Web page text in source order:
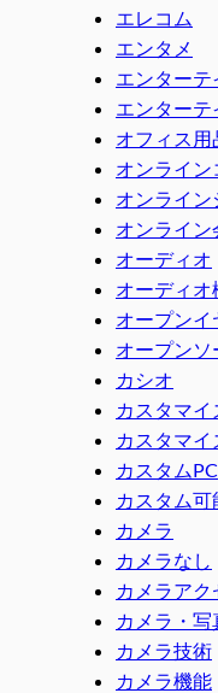
エレコム
エンタメ
エンターテ
エンターテ
オフィス用
オンライ
オンライ
オンライン
オーディオ
オーディオ
オープンイ
オープンソ
カシオ
カスタマイ
カスタマイ
カスタムPC
カスタム
カメラ
カメラなし
カメラアク
カメラ・写
カメラ技術
カメラ機能